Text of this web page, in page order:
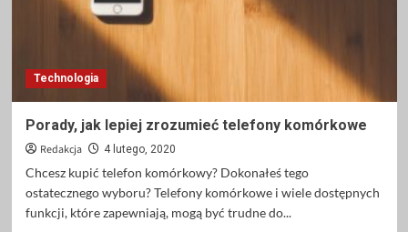
Technologia
Porady, jak lepiej zrozumieć telefony komórkowe
Redakcja 4 lutego, 2020
Chcesz kupić telefon komórkowy? Dokonałeś tego
ostatecznego wyboru? Telefony komórkowe i wiele dostępnych
funkcji, które zapewniają, mogą być trudne do...